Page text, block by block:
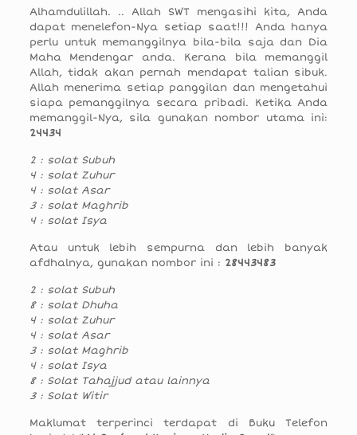
Alhamdulillah. .. Allah SWT mengasihi kita, Anda
dapat menelefon-Nya setiap saat!!! Anda hanya
perlu untuk memanggilnya bila-bila saja dan Dia
Maha Mendengar anda. Kerana bila memanggil
Allah, tidak akan pernah mendapat talian sibuk.
Allah menerima setiap panggilan dan mengetahui
siapa pemanggilnya secara pribadi. Ketika Anda
memanggil-Nya, sila gunakan nombor utama ini:
24434
2 : solat Subuh
4 : solat Zuhur
4 : solat Asar
3 : solat Maghrib
4 : solat Isya
Atau untuk lebih sempurna dan lebih banyak
afdhalnya, gunakan nombor ini : 28443483
2 : solat Subuh
8 : solat Dhuha
4 : solat Zuhur
4 : solat Asar
3 : solat Maghrib
4 : solat Isya
8 : Solat Tahajjud atau lainnya
3 : Solat Witir
Maklumat terperinci terdapat di Buku Telefon